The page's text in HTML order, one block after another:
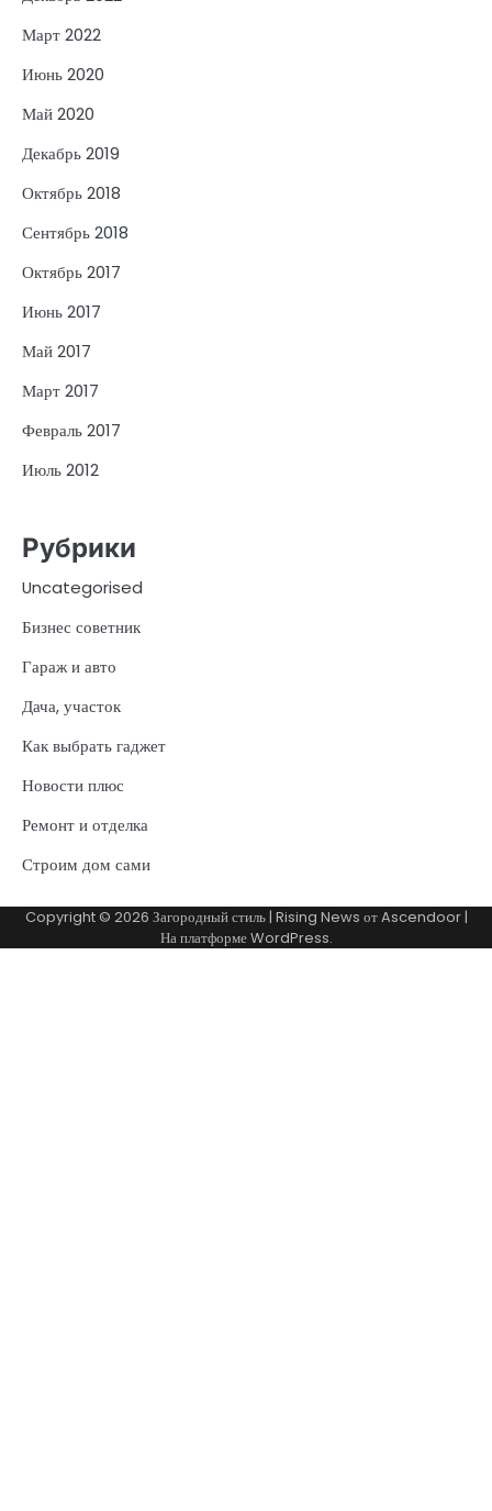
Март 2022
Июнь 2020
Май 2020
Декабрь 2019
Октябрь 2018
Сентябрь 2018
Октябрь 2017
Июнь 2017
Май 2017
Март 2017
Февраль 2017
Июль 2012
Рубрики
Uncategorised
Бизнес советник
Гараж и авто
Дача, участок
Как выбрать гаджет
Новости плюс
Ремонт и отделка
Строим дом сами
Copyright © 2026 Загородный стиль| Rising News отAscendoor|
На платформеWordPress.